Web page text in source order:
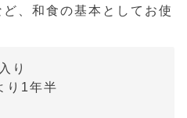
ど、和食の基本としてお使
り
り1年半